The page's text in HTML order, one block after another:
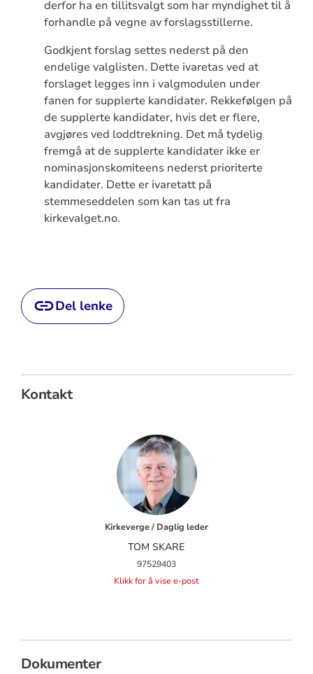
derfor ha en tillitsvalgt som har myndighet til å
forhandle på vegne av forslagsstillerne.
Godkjent forslag settes nederst på den
endelige valglisten. Dette ivaretas ved at
forslaget legges inn i valgmodulen under
fanen for supplerte kandidater. Rekkefølgen på
de supplerte kandidater, hvis det er flere,
avgjøres ved loddtrekning. Det må tydelig
fremgå at de supplerte kandidater ikke er
nominasjonskomiteens nederst prioriterte
kandidater. Dette er ivaretatt på
stemmeseddelen som kan tas ut fra
kirkevalget.no.
Del lenke
Kontakt
Kirkeverge / Daglig leder
TOM SKARE
97529403
Klikk for å vise e-post
Dokumenter